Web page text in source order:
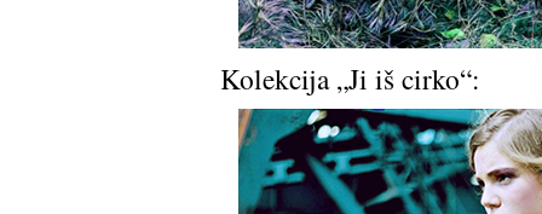
Kolekcija „Ji iš cirko“: